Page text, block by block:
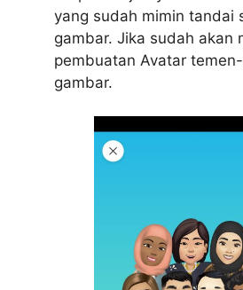
yang sudah mimin tandai
gambar. Jika sudah akan
pembuatan Avatar
gambar.